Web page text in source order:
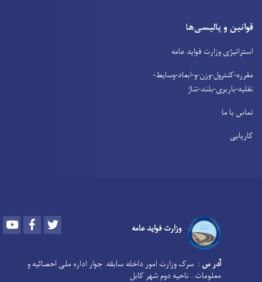
قوانین و پالیسی‌ها
استراتیژی وزارت فواید عامه
مقرره-کنترول-وزن-و-ابعاد-وسایط-
نقلیه-باربری-بلند-تناژ
تماس با ما
کاریابی
وزارت فواید عامه Youtube Facebook
آدر س : سرک وزارت امور داخله سابقه. جوار اداره ملی احصائیه و
معلومات . ناحیه دوم شهر کابل